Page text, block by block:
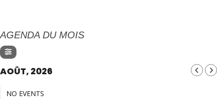
AGENDA DU MOIS
AOÛT, 2026
NO EVENTS